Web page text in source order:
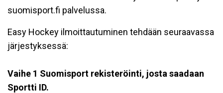
suomisport.fi palvelussa.
Easy Hockey ilmoittautuminen tehdään seuraavassa
järjestyksessä:
Vaihe 1 Suomisport rekisteröinti, josta saadaan
Sportti ID.